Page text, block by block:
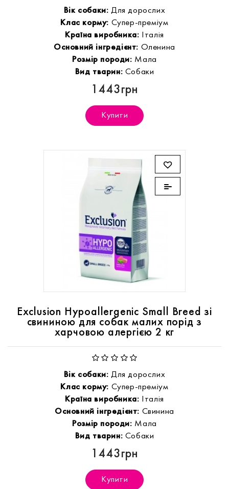
Вік собаки: Для дорослих
Клас корму: Супер-преміум
Країна виробника: Італія
Основний інгредієнт: Оленина
Розмір породи: Мала
Вид тварин: Собаки
1443грн
Купити
Exclusion Hypoallergenic Small Breed зі
свининою для собак малих порід з
харчовою алергією 2 кг
Вік собаки: Для дорослих
Клас корму: Супер-преміум
Країна виробника: Італія
Основний інгредієнт: Свинина
Розмір породи: Мала
Вид тварин: Собаки
1443грн
Купити